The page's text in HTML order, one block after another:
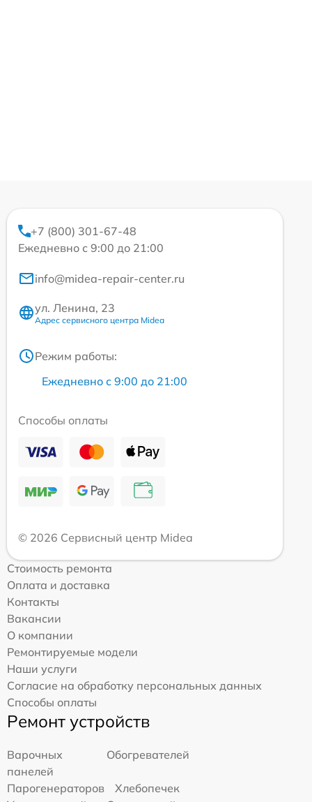
+7 (800) 301-67-48
Ежедневно с 9:00 до 21:00
info@midea-repair-center.ru
ул. Ленина, 23
Адрес сервисного центра Midea
Режим работы:
Ежедневно с 9:00 до 21:00
Способы оплаты
© 2026 Сервисный центр Midea
Стоимость ремонта
Оплата и доставка
Контакты
Вакансии
О компании
Ремонтируемые модели
Наши услуги
Согласие на обработку персональных данных
Способы оплаты
Ремонт устройств
Варочных
панелей
Обогревателей
Парогенераторов
Хлебопечек